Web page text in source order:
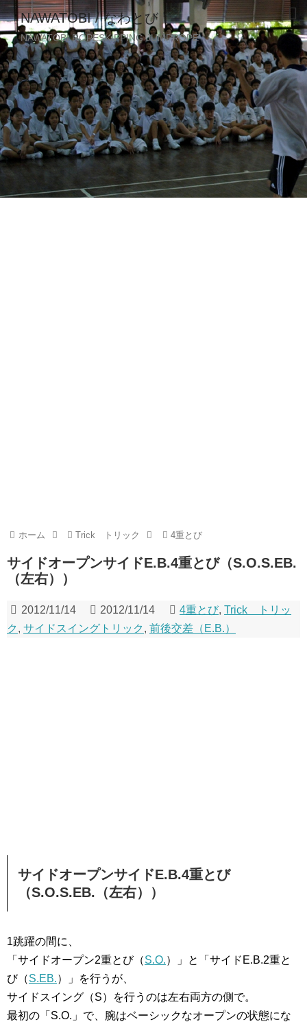
NAWATOBI / なわとび
NAWATOBI ROPESKIPPING JUMPROPE
ホーム Trick トリック 4重とび
サイドオープンサイドE.B.4重とび（S.O.S.EB.
（左右））
2012/11/14 2012/11/14 4重とび,Trick トリッ
ク , サイドスイングトリック , 前後交差（E.B.）
サイドオープンサイドE.B.4重とび
（S.O.S.EB.（左右））
1跳躍の間に、
「サイドオープン2重とび（S.O.）」と「サイドE.B.2重と
び（S.EB.）」を行うが、
サイドスイング（S）を行うのは左右両方の側で。
最初の「S.O.」で、腕はベーシックなオープンの状態にな